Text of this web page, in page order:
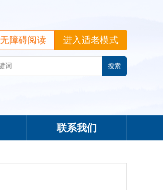
进入适老模式
无障碍阅读
联系我们